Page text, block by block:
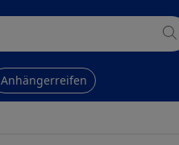
Anhängerreifen